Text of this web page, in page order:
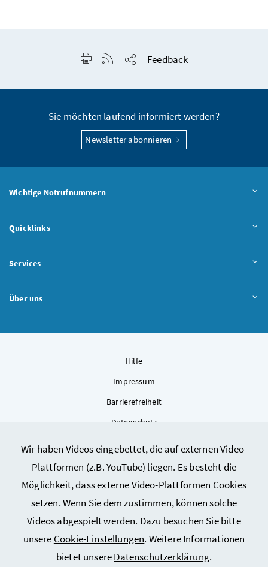
Wir haben Videos eingebettet, die auf externen Video-
Plattformen (z.B. YouTube) liegen. Es besteht die
Möglichkeit, dass externe Video-Plattformen Cookies
setzen. Wenn Sie dem zustimmen, können solche
Videos abgespielt werden. Dazu besuchen Sie bitte
unsere Cookie-Einstellungen. Weitere Informationen
bietet unsereDatenschutzerklärung.
Seite drucken
RSS-Feed anzeigen
Feedback
Sie möchten laufend informiert werden?
Newsletter abonnieren
Wichtige Notrufnummern
Quicklinks
Services
Über uns
Hilfe
Impressum
Barrierefreiheit
Datenschutz
Sitemap
Cookie-Einstellungen